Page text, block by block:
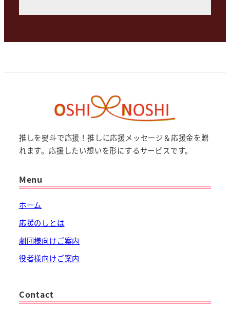
推しを熨斗で応援！推しに応援メッセージ＆応援金を贈
れます。応援したい想いを形にするサービスです。
Menu
ホーム
応援のしとは
劇団様向けご案内
役者様向けご案内
Contact